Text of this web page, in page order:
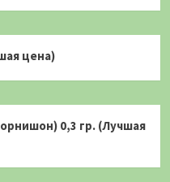
цена)
0,3 гр. (Лучшая